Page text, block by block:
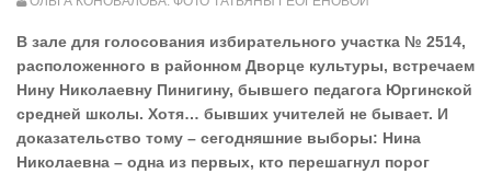
В зале для голосования избирательного участка № 2514,
расположенного в районном Дворце культуры, встречаем
Нину Николаевну Пинигину, бывшего педагога Юргинской
средней школы. Хотя… бывших учителей не бывает. И
доказательство тому – сегодняшние выборы: Нина
Николаевна – одна из первых, кто перешагнул порог